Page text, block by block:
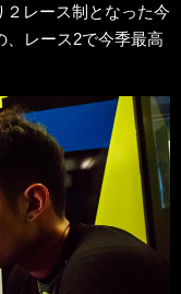
レース制となった今
、レース2で今季最高